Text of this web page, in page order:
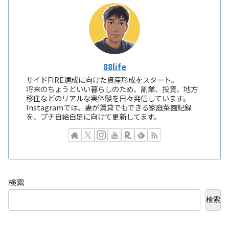
88life
サイドFIRE達成に向けた資産形成をスタート。
将来のちょうどいい暮らしのため、副業、投資、地方
移住などのリアルな実体験を日々発信しています。
Instagramでは、妻が賃貸でもできる家庭菜園記録
を、プチ自給自足に向けて更新してます。
検索
検索